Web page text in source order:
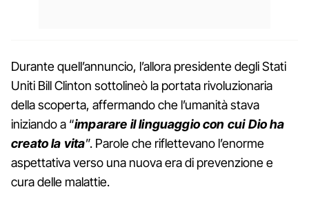
Durante quell’annuncio, l’allora presidente degli Stati
Uniti Bill Clinton sottolineò la portata rivoluzionaria
della scoperta, affermando che l’umanità stava
iniziando a “imparare il linguaggio con cui Dio ha
creato la vita”. Parole che riflettevano l’enorme
aspettativa verso una nuova era di prevenzione e
cura delle malattie.